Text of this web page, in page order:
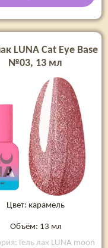
LUNA Cat Eye Base
№03, 13 мл
Цвет: карамель
Объём: 13 мл
Гель лак LUNA moon